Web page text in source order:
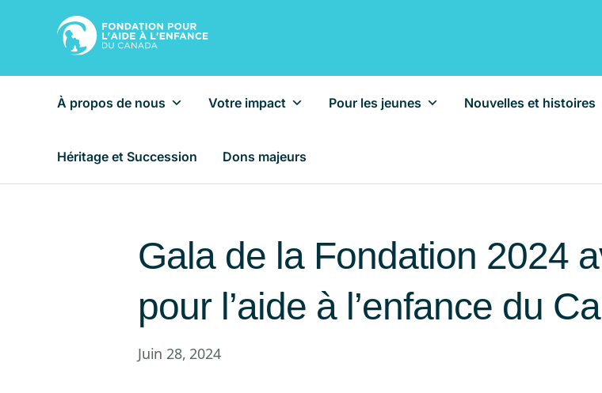
À propos de nous Votre impact Pour les jeunes Nouvelles et histoires
Héritage et Succession
Dons majeurs
Gala de la Fondation 2024
pour l’aide à l’enfance du
Juin 28, 2024